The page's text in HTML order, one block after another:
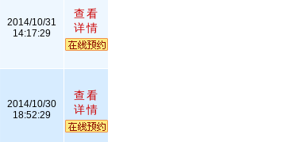
2014/10/31
14:17:29
查看
详情
2014/10/30
18:52:29
查看
详情